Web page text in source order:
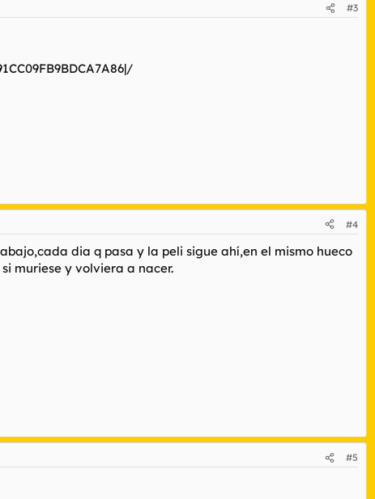
#3
#4
dia q pasa y la peli sigue ahí,en el mismo hueco
muriese y volviera a nacer.
#5